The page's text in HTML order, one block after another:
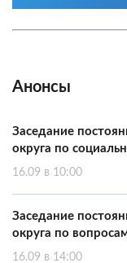
Анонсы
Заседание
округа по
16.09 в 10:00
Заседание
округа по
16.09 в 14:00